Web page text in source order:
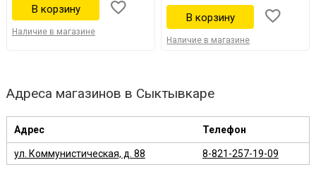
Наличие в магазине
Наличие в магазине
Адреса магазинов в Сыктывкаре
Адрес Телефон
ул. Коммунистическая, д. 88 8-821-257-19-09